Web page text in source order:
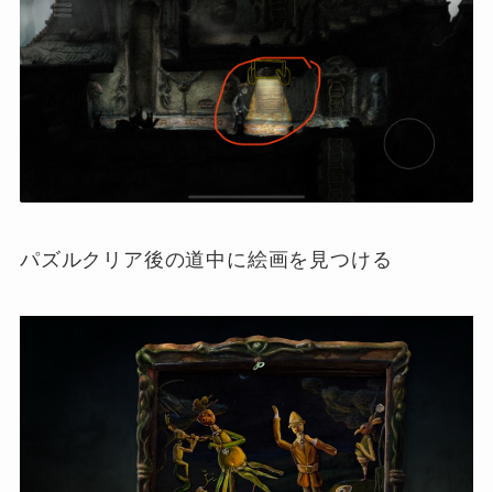
パズルクリア後の道中に絵画を見つける